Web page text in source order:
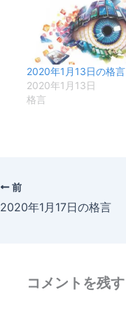
2020年1月13日の格言
2020年1月13日
格言
前
2020年1月17日の格言
コメントを残す